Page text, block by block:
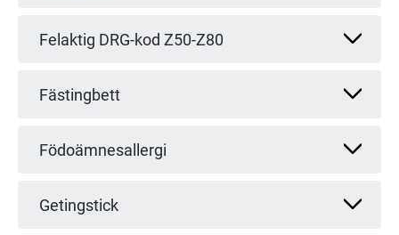
Felaktig DRG-kod Z50-Z80
Fästingbett
Födoämnesallergi
Getingstick